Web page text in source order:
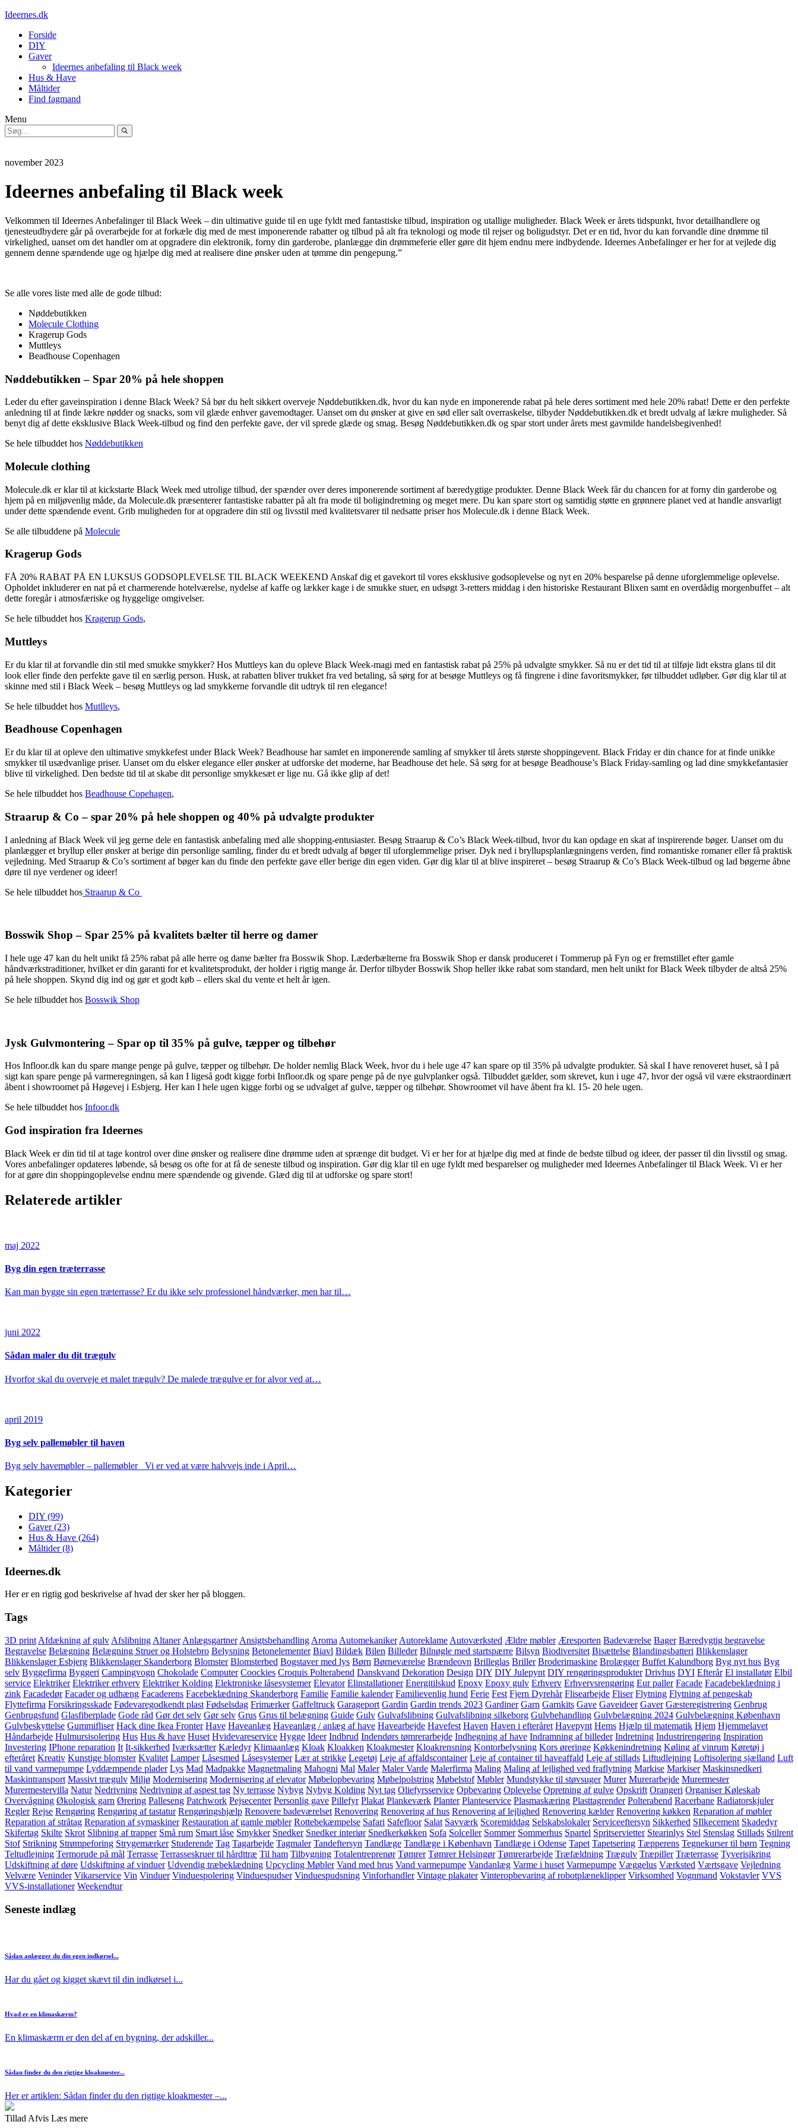
Ideernes.dk
Forside
DIY
Gaver
Ideernes anbefaling til Black week
Hus & Have
Måltider
Find fagmand
Menu
november 2023
Ideernes anbefaling til Black week
Velkommen til Ideernes Anbefalinger til Black Week – din ultimative guide til en uge fyldt med fantastiske tilbud, inspiration og utallige muligheder. Black Week er årets tidspunkt, hvor detailhandlere og
tjenesteudbydere går på overarbejde for at forkæle dig med de mest imponerende rabatter og tilbud på alt fra teknologi og mode til rejser og boligudstyr. Det er en tid, hvor du kan forvandle dine drømme til
virkelighed, uanset om det handler om at opgradere din elektronik, forny din garderobe, planlægge din drømmeferie eller gøre dit hjem endnu mere indbydende. Ideernes Anbefalinger er her for at vejlede dig
gennem denne spændende uge og hjælpe dig med at realisere dine ønsker uden at tømme din pengepung.”
Se alle vores liste med alle de gode tilbud:
Nøddebutikken
Molecule Clothing
Kragerup Gods
Muttleys
Beadhouse Copenhagen
Nøddebutikken – Spar 20% på hele shoppen
Leder du efter gaveinspiration i denne Black Week? Så bør du helt sikkert overveje Nøddebutikken.dk, hvor du kan nyde en imponerende rabat på hele deres sortiment med hele 20% rabat! Dette er den perfekte
anledning til at finde lækre nødder og snacks, som vil glæde enhver gavemodtager. Uanset om du ønsker at give en sød eller salt overraskelse, tilbyder Nøddebutikken.dk et bredt udvalg af lækre muligheder. Så
benyt dig af dette eksklusive Black Week-tilbud og find den perfekte gave, der vil sprede glæde og smag. Besøg Nøddebutikken.dk og spar stort under årets mest gavmilde handelsbegivenhed!
Se hele tilbuddet hos Nøddebutikken
Molecule clothing
Molecule.dk er klar til at kickstarte Black Week med utrolige tilbud, der spænder over deres imponerende sortiment af bæredygtige produkter. Denne Black Week får du chancen for at forny din garderobe og
hjem på en miljøvenlig måde, da Molecule.dk præsenterer fantastiske rabatter på alt fra mode til boligindretning og meget mere. Du kan spare stort og samtidig støtte en grønnere planet ved at handle ansvarligt
under dette spændende event. Grib muligheden for at opgradere din stil og livsstil med kvalitetsvarer til nedsatte priser hos Molecule.dk i denne Black Week.
Se alle tilbuddene på Molecule
Kragerup Gods
FÅ 20% RABAT PÅ EN LUKSUS GODSOPLEVELSE TIL BLACK WEEKEND Anskaf dig et gavekort til vores eksklusive godsoplevelse og nyt en 20% besparelse på denne uforglemmelige oplevelse.
Opholdet inkluderer en nat på et charmerende hotelværelse, nydelse af kaffe og lækker kage i de smukke stuer, en udsøgt 3-retters middag i den historiske Restaurant Blixen samt en overdådig morgenbuffet – alt
dette foregår i atmosfæriske og hyggelige omgivelser.
Se hele tilbuddet hos Kragerup Gods,
Muttleys
Er du klar til at forvandle din stil med smukke smykker? Hos Muttleys kan du opleve Black Week-magi med en fantastisk rabat på 25% på udvalgte smykker. Så nu er det tid til at tilføje lidt ekstra glans til dit
look eller finde den perfekte gave til en særlig person. Husk, at rabatten bliver trukket fra ved betaling, så sørg for at besøge Muttleys og få fingrene i dine favoritsmykker, før tilbuddet udløber. Gør dig klar til at
skinne med stil i Black Week – besøg Muttleys og lad smykkerne forvandle dit udtryk til ren elegance!
Se hele tilbuddet hos Mutlleys,
Beadhouse Copenhagen
Er du klar til at opleve den ultimative smykkefest under Black Week? Beadhouse har samlet en imponerende samling af smykker til årets største shoppingevent. Black Friday er din chance for at finde unikke
smykker til usædvanlige priser. Uanset om du elsker elegance eller ønsker at udforske det moderne, har Beadhouse det hele. Så sørg for at besøge Beadhouse’s Black Friday-samling og lad dine smykkefantasier
blive til virkelighed. Den bedste tid til at skabe dit personlige smykkesæt er lige nu. Gå ikke glip af det!
Se hele tilbuddet hos Beadhouse Copehagen,
Straarup & Co – spar 20% på hele shoppen og 40% på udvalgte produkter
I anledning af Black Week vil jeg gerne dele en fantastisk anbefaling med alle shopping-entusiaster. Besøg Straarup & Co’s Black Week-tilbud, hvor du kan opdage en skat af inspirerende bøger. Uanset om du
planlægger et bryllup eller ønsker at berige din personlige samling, finder du et bredt udvalg af bøger til uforglemmelige priser. Dyk ned i bryllupsplanlægningens verden, find romantiske romaner eller få praktisk
vejledning. Med Straarup & Co’s sortiment af bøger kan du finde den perfekte gave eller berige din egen viden. Gør dig klar til at blive inspireret – besøg Straarup & Co’s Black Week-tilbud og lad bøgerne åbne
døre til nye verdener og ideer!
Se hele tilbuddet hos Straarup & Co
Bosswik Shop – Spar 25% på kvalitets bælter til herre og damer
I hele uge 47 kan du helt unikt få 25% rabat på alle herre og dame bælter fra Bosswik Shop. Læderbælterne fra Bosswik Shop er dansk produceret i Tommerup på Fyn og er fremstillet efter gamle
håndværkstraditioner, hvilket er din garanti for et kvalitetsprodukt, der holder i rigtig mange år. Derfor tilbyder Bosswik Shop heller ikke rabat som standard, men helt unikt for Black Week tilbyder de altså 25%
på hele shoppen. Skynd dig ind og gør et godt køb – ellers skal du vente et helt år igen.
Se hele tilbuddet hos Bosswik Shop
Jysk Gulvmontering – Spar op til 35% på gulve, tæpper og tilbehør
Hos Infloor.dk kan du spare mange penge på gulve, tæpper og tilbehør. De holder nemlig Black Week, hvor du i hele uge 47 kan spare op til 35% på udvalgte produkter. Så skal I have renoveret huset, så I på
sigt kan spare penge på varmeregningen, så kan I ligeså godt kigge forbi Infloor.dk og spare penge på de nye gulvplanker også. Tilbuddet gælder, som skrevet, kun i uge 47, hvor der også vil være ekstraordinært
åbent i showroomet på Høgevej i Esbjerg. Her kan I hele ugen kigge forbi og se udvalget af gulve, tæpper og tilbehør. Showroomet vil have åbent fra kl. 15- 20 hele ugen.
Se hele tilbuddet hos Infoor.dk
God inspiration fra Ideernes
Black Week er din tid til at tage kontrol over dine ønsker og realisere dine drømme uden at sprænge dit budget. Vi er her for at hjælpe dig med at finde de bedste tilbud og ideer, der passer til din livsstil og smag.
Vores anbefalinger opdateres løbende, så besøg os ofte for at få de seneste tilbud og inspiration. Gør dig klar til en uge fyldt med besparelser og muligheder med Ideernes Anbefalinger til Black Week. Vi er her
for at gøre din shoppingoplevelse endnu mere spændende og givende. Glæd dig til at udforske og spare stort!
Relaterede artikler
maj 2022
Byg din egen træterrasse
Kan man bygge sin egen træterrasse? Er du ikke selv professionel håndværker, men har til…
juni 2022
Sådan maler du dit trægulv
Hvorfor skal du overveje et malet trægulv? De malede trægulve er for alvor ved at…
april 2019
Byg selv pallemøbler til haven
Byg selv havemøbler – pallemøbler Vi er ved at være halvvejs inde i April…
Kategorier
DIY (99)
Gaver(23)
Hus & Have (264)
Måltider(8)
Ideernes.dk
Her er en rigtig god beskrivelse af hvad der sker her på bloggen.
Tags
3D print Afdækning af gulv Afslibning Altaner Anlægsgartner Ansigtsbehandling Aroma Automekaniker Autoreklame Autoværksted Ældre møbler Æresporten Badeværelse Bager Bæredygtig begravelse
Begravelse Belægning Belægning Struer og Holstebro Belysning Betonelementer Biavl Bildæk Bilen Billeder Bilnøgle med startspærre Bilsyn Biodiversitet Bisættelse Blandingsbatteri Blikkenslager
Blikkenslager Esbjerg Blikkenslager Skanderborg Blomster Blomsterbed Bogstaver med lys Børn Børneværelse Brændeovn Brilleglas Briller Broderimaskine Brolægger Buffet Kalundborg Byg nyt hus Byg
selv Byggefirma Byggeri Campingvogn Chokolade Computer Coockies Croquis Polterabend Danskvand Dekoration Design DIY DIY Julepynt DIY rengøringsprodukter Drivhus DYI Efterår El installatør Elbil
service Elektriker Elektriker erhverv Elektriker Kolding Elektroniske låsesystemer Elevator Elinstallationer Energitilskud Epoxy Epoxy gulv Erhverv Erhvervsrengøring Eur paller Facade Facadebeklædning i
zink Facadedør Facader og udhæng Facaderens Facebeklædning Skanderborg Familie Familie kalender Familievenlig hund Ferie Fest Fjern Dyrehår Flisearbejde Fliser Flytning Flytning af pengeskab
Flyttefirma Forsikringsskade Fødevaregodkendt plast Fødselsdag Frimærker Gaffeltruck Garageport Gardin Gardin trends 2023 Gardiner Garn Garnkits Gave Gaveideer Gaver Gæsteregistrering Genbrug
Genbrugsfund Glasfiberplade Gode råd Gør det selv Gør selv Grus Grus til belægning Guide Gulv Gulvafslibning Gulvafslibning silkeborg Gulvbehandling Gulvbelægning 2024 Gulvbelægning København
Gulvbeskyttelse Gummifliser Hack dine Ikea Fronter Have Haveanlæg Haveanlæg / anlæg af have Havearbejde Havefest Haven Haven i efteråret Havepynt Hems Hjælp til matematik Hjem Hjemmelavet
Håndarbejde Hulmursisolering Hus Hus & have Huset Hvidevareservice Hygge Ideer Indbrud Indendørs tømrerarbejde Indhegning af have Indramning af billeder Indretning Industrirengøring Inspiration
Investering IPhone reparation It It-sikkerhed Iværksætter Kæledyr Klimaanlæg Kloak Kloakken Kloakmester Kloakrensning Kontorbelysning Kors øreringe Køkkenindretning Køling af vinrum Køretøj i
efteråret Kreativ Kunstige blomster Kvalitet Lamper Låsesmed Låsesystemer Lær at strikke Legetøj Leje af affaldscontainer Leje af container til haveaffald Leje af stillads Liftudlejning Loftisolering sjælland Luft
til vand varmepumpe Lyddæmpende plader Lys Mad Madpakke Magnetmaling Mahogni Mal Maler Maler Varde Malerfirma Maling Maling af lejlighed ved fraflytning Markise Markiser Maskinsnedkeri
Maskintransport Massivt trægulv Miljø Modernisering Modernisering af elevator Møbelopbevaring Møbelpolstring Møbelstof Møbler Mundstykke til støvsuger Murer Murerarbejde Murermester
Murermestervilla Natur Nedrivning Nedrivning af aspest tag Ny terrasse Nybyg Nybyg Kolding Nyt tag Oliefyrsservice Opbevaring Oplevelse Opretning af gulve Opskrift Orangeri Organiser Køleskab
Overvågning Økologisk garn Ørering Palleseng Patchwork Pejsecenter Personlig gave Pillefyr Plakat Plankeværk Planter Planteservice Plasmaskæring Plasttagrender Polterabend Racerbane Radiatorskjuler
Regler Rejse Rengøring Rengøring af tastatur Rengøringshjælp Renovere badeværelset Renovering Renovering af hus Renovering af lejlighed Renovering kælder Renovering køkken Reparation af møbler
Reparation af stråtag Reparation af symaskiner Restauration af gamle møbler Rottebekæmpelse Safari Safefloor Salat Savværk Scoremiddag Selskabslokaler Serviceeftersyn Sikkerhed SIlkecement Skadedyr
Skifertag Skilte Skrot Slibning af trapper Små rum Smart låse Smykker Snedker Snedker interiør Snedkerkøkken Sofa Solceller Sommer Sommerhus Spartel Spritservietter Stearinlys Stel Stenslag Stillads Stilrent
Stof Strikning Strømpeforing Strygemærker Studerende Tag Tagarbejde Tagmaler Tandeftersyn Tandlæge Tandlæge i København Tandlæge i Odense Tapet Tapetsering Tæpperens Tegnekurser til børn Tegning
Teltudlejning Termorude på mål Terrasse Terrasseskruer til hårdttræ Til ham Tilbygning Totalentreprenør Tømrer Tømrer Helsingør Tømrerarbejde Træfældning Trægulv Træpiller Træterrasse Tyverisikring
Udskiftning af døre Udskiftning af vinduer Udvendig træbeklædning Upcycling Møbler Vand med brus Vand varmepumpe Vandanlæg Varme i huset Varmepumpe Væggelus Værksted Værtsgave Vejledning
Velvære Veninder Vikarservice Vin Vinduer Vinduespolering Vinduespudser Vinduespudsning Vinforhandler Vintage plakater Vinteropbevaring af robotplæneklipper Virksomhed Vognmand Vokstavler VVS
VVS-installationer Weekendtur
Seneste indlæg
Sådan anlægger du din egen indkørsel...
Har du gået og kigget skævt til din indkørsel i...
Hvad er en klimaskærm?
En klimaskærm er den del af en bygning, der adskiller...
Sådan finder du den rigtige kloakmester...
Her er artiklen: Sådan finder du den rigtige kloakmester –...
Tillad Afvis Læs mere